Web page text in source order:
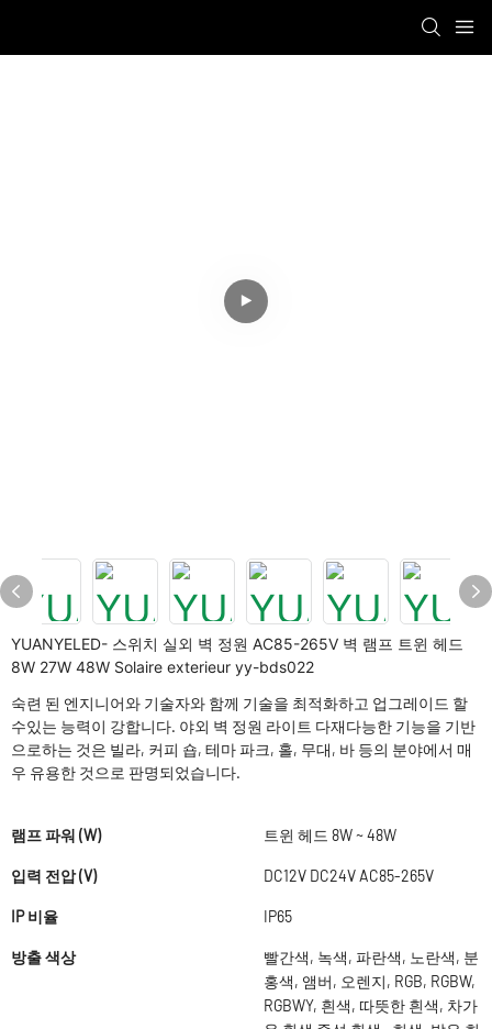
YUANYELED- 스위치 실외 벽 정원 AC85-265V 벽 램프 트윈 헤드
8W 27W 48W Solaire exterieur yy-bds022
숙련 된 엔지니어와 기술자와 함께 기술을 최적화하고 업그레이드 할
수있는 능력이 강합니다. 야외 벽 정원 라이트 다재다능한 기능을 기반
으로하는 것은 빌라, 커피 숍, 테마 파크, 홀, 무대, 바 등의 분야에서 매
우 유용한 것으로 판명되었습니다.
램프 파워 (W) 트윈 헤드 8W ~ 48W
입력 전압 (V) DC12V DC24V AC85-265V
IP 비율 IP65
방출 색상
빨간색, 녹색, 파란색, 노란색, 분
홍색, 앰버, 오렌지, RGB, RGBW,
RGBWY, 흰색, 따뜻한 흰색, 차가